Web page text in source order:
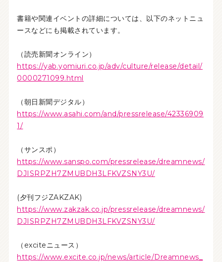
書籍や関連イベントの詳細については、以下のネットニュ
ースなどにも掲載されています。
（読売新聞オンライン）
https://yab.yomiuri.co.jp/adv/culture/release/detail/
0000271099.html
（朝日新聞デジタル）
https://www.asahi.com/and/pressrelease/42336909
1/
（サンスポ）
https://www.sanspo.com/pressrelease/dreamnews/
DJISRPZH7ZMUBDH3LFKVZSNY3U/
(夕刊フジZAKZAK)
https://www.zakzak.co.jp/pressrelease/dreamnews/
DJISRPZH7ZMUBDH3LFKVZSNY3U/
（exciteニュース）
https://www.excite.co.jp/news/article/Dreamnews_